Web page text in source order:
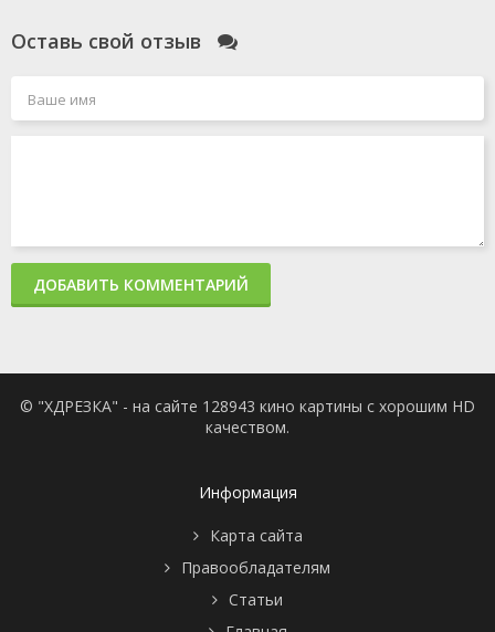
Оставь свой отзыв
ДОБАВИТЬ КОММЕНТАРИЙ
© "ХДРЕЗКА" - на сайте 128943 кино картины с хорошим HD
качеством.
Информация
Карта сайта
Правообладателям
Статьи